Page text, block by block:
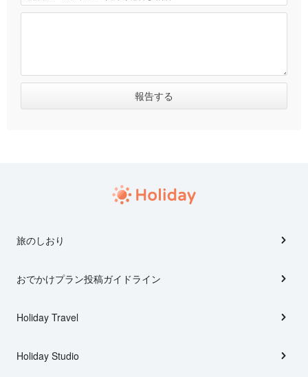
旅のしおり
おでかけプラン投稿ガイドライン
Holiday Travel
Holiday Studio